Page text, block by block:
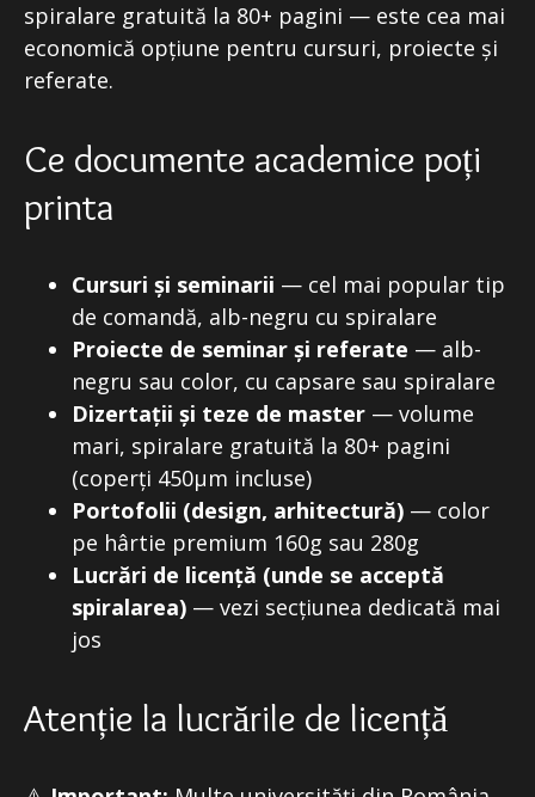
spiralare gratuită la 80+ pagini — este cea mai
economică opțiune pentru cursuri, proiecte și
referate.
Ce documente academice poți
printa
Cursuri și seminarii — cel mai popular tip
de comandă, alb-negru cu spiralare
Proiecte de seminar și referate — alb-
negru sau color, cu capsare sau spiralare
Dizertații și teze de master — volume
mari, spiralare gratuită la 80+ pagini
(coperți 450μm incluse)
Portofolii (design, arhitectură) — color
pe hârtie premium 160g sau 280g
Lucrări de licență (unde se acceptă
spiralarea) — vezi secțiunea dedicată mai
jos
Atenție la lucrările de licență